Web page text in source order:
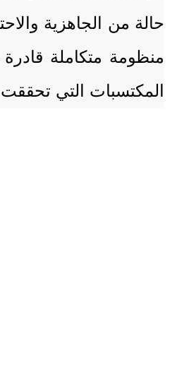
حالة من الجاهزية
منظومة متكاملة
المكتسبات التي